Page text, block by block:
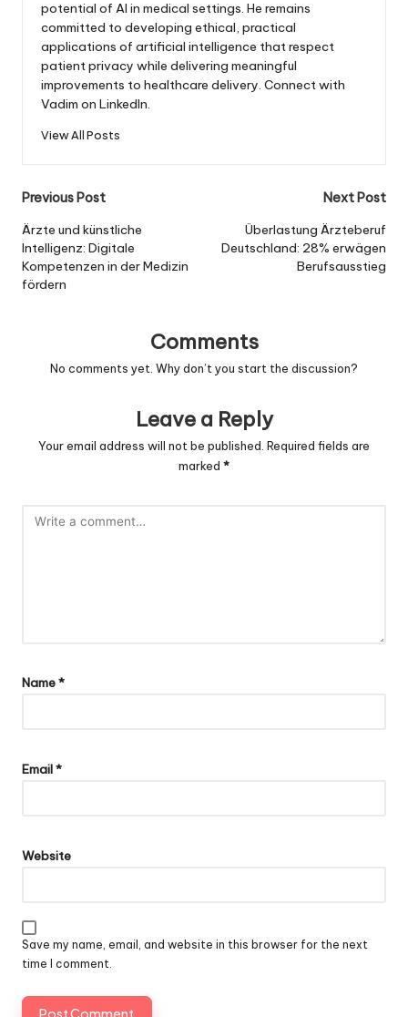
potential of AI in medical settings. He remains
committed to developing ethical, practical
applications of artificial intelligence that respect
patient privacy while delivering meaningful
improvements to healthcare delivery. Connect with
Vadim on LinkedIn.
View All Posts
Post
navigation
Previous Post
Ärzte und künstliche
Intelligenz: Digitale
Kompetenzen in der Medizin
fördern
Next Post
Überlastung Ärzteberuf
Deutschland: 28% erwägen
Berufsausstieg
Comments
No comments yet. Why don’t you start the discussion?
Leave a Reply
Your email address will not be published. Required fields are
marked *
Name*
Email*
Website
Save my name, email, and website in this browser for the next
time I comment.